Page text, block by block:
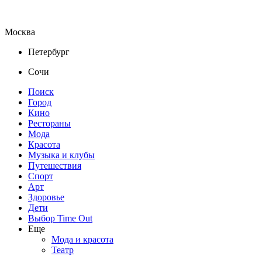
Москва
Петербург
Сочи
Поиск
Город
Кино
Рестораны
Мода
Красота
Музыка и клубы
Путешествия
Спорт
Арт
Здоровье
Дети
Выбор Time Out
Еще
Мода и красота
Театр